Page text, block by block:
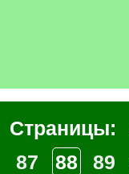
Страницы:
87
88 89